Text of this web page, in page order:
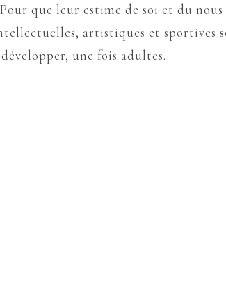
que leur estime de soi et du
artistiques et sportives
une fois adultes.